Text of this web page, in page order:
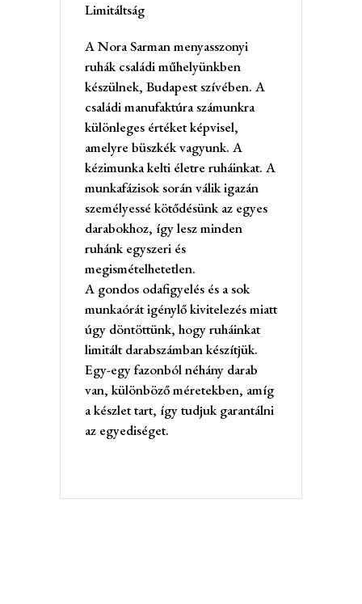
Limitáltság
A Nora Sarman menyasszonyi
ruhák családi műhelyünkben
készülnek, Budapest szívében. A
családi manufaktúra számunkra
különleges értéket képvisel,
amelyre büszkék vagyunk. A
kézimunka kelti életre ruháinkat. A
munkafázisok során válik igazán
személyessé kötődésünk az egyes
darabokhoz, így lesz minden
ruhánk egyszeri és
megismételhetetlen.
A gondos odafigyelés és a sok
munkaórát igénylő kivitelezés miatt
úgy döntöttünk, hogy ruháinkat
limitált darabszámban készítjük.
Egy-egy fazonból néhány darab
van, különböző méretekben, amíg
a készlet tart, így tudjuk garantálni
az egyediséget.